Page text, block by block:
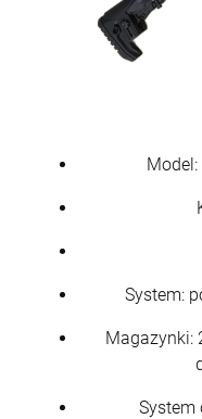
Model:
System:
Magazynki:
System